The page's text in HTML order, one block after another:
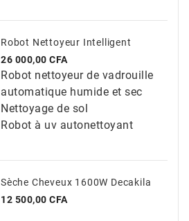
Robot Nettoyeur Intelligent
Prix
26 000,00 CFA
Robot nettoyeur de vadrouille
automatique humide et sec
Nettoyage de sol
Robot à uv autonettoyant
Sèche Cheveux 1600W Decakila
Prix
12 500,00 CFA